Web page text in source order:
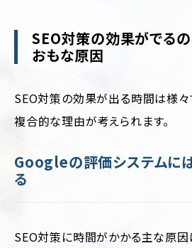
SEO対策の効果がでる
おもな原因
SEO対策の効果が出る時間は様々
複合的な理由が考えられます。
Googleの評価システムに
る
SEO対策に時間がかかる主な原